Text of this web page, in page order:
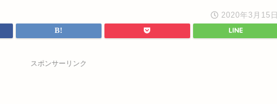
2020年3月15日
スポンサーリンク